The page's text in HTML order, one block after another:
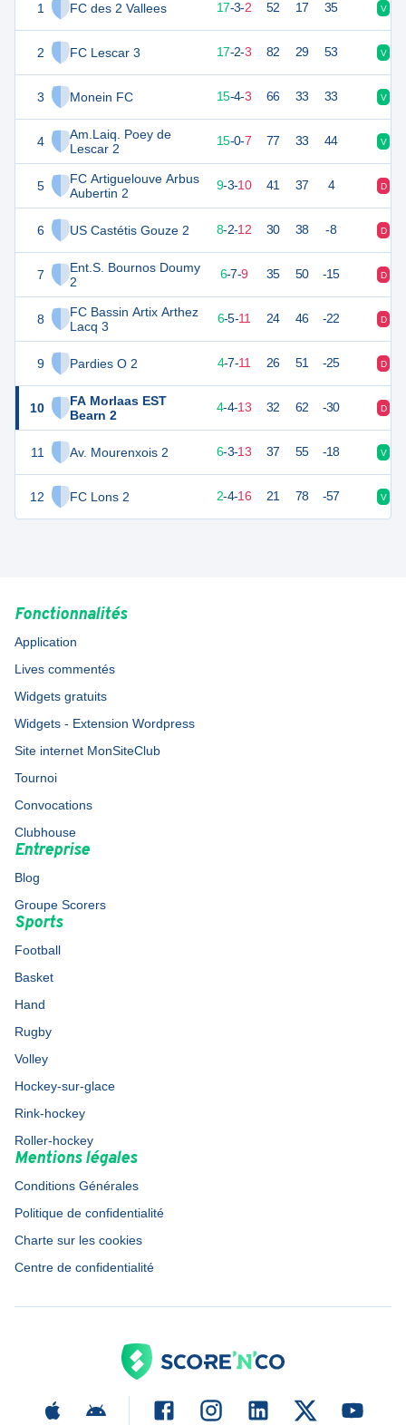
1 FC des 2 Vallees
2 FC Lescar 3
3 Monein FC
4
Am.Laiq. Poey de
Lescar 2
5
FC Artiguelouve Arbus
Aubertin 2
6 US Castétis Gouze 2
7
Ent.S. Bournos Doumy
2
8
FC Bassin Artix Arthez
Lacq 3
9 Pardies O 2
10
FA Morlaas EST
Bearn 2
11 Av. Mourenxois 2
12 FC Lons 2
53 17-3-2 52 17 35 V
17-2-3 82 29 53 V
15-4-3 66 33 33 V
45 15-0-7 77 33 44 V
30 22 9-3-10 41 37 4 D
26 22 8-2-12 30 38 -8 D
25 22 6-7-9 35 50 -15 D
22 22 6-5-11 24 46 -22 D
4-7-11 26 51 -25 D
15 4-4-13 32 62 -30 D
13 6-3-13 37 55 -18 V
2-4-16 21 78 -57 V
Fonctionnalités
Application
Lives commentés
Widgets gratuits
Widgets - Extension Wordpress
Site internet MonSiteClub
Tournoi
Convocations
Clubhouse
Entreprise
Blog
Groupe Scorers
Sports
Football
Basket
Hand
Rugby
Volley
Hockey-sur-glace
Rink-hockey
Roller-hockey
Mentions légales
Conditions Générales
Politique de confidentialité
Charte sur les cookies
Centre de confidentialité